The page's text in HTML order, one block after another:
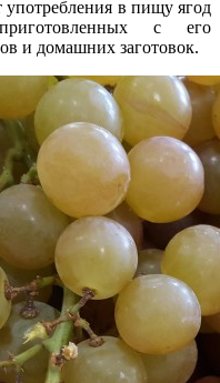
употребления в пищу ягод
с его
и домашних заготовок.